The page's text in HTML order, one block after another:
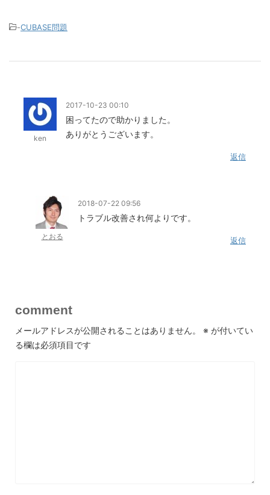
-CUBASE問題
ken
2017-10-23 00:10
困ってたので助かりました。
ありがとうございます。
返信
とおる
2018-07-22 09:56
トラブル改善され何よりです。
返信
comment
メールアドレスが公開されることはありません。 ※ が付いてい
る欄は必須項目です